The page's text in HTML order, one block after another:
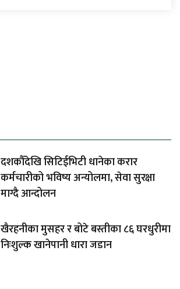
दशकौँदेखि सिटिईभिटी धानेका करार
कर्मचारीको भविष्य अन्योलमा, सेवा सुरक्षा
माग्दै आन्दोलन
खैरहनीका मुसहर र बोटे बस्तीका ८६ घरधुरीमा
निःशुल्क खानेपानी धारा जडान